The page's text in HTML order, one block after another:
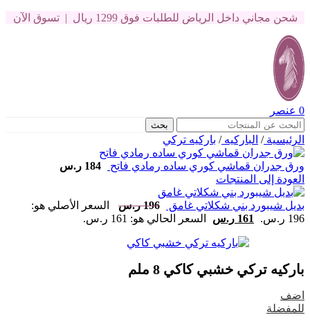
شحن مجاني داخل الرياض للطلبات فوق 1299 ريال | تسوق الآن
0 عنصر
بحث
الرئيسية/ الباركيه/ باركيه تركي
ورق جدران قماشي كوري ساده رمادي فاتح 184 ر.س
العودة إلى المنتجات
بديل شيبورد بني شكلاتي غامق 196 ر.س
السعر الأصلي هو:
196 ر.س.
161 ر.س السعر الحالي هو: 161 ر.س.
باركيه تركي خشبي كاكي 8 ملم
اضف
للمفضلة